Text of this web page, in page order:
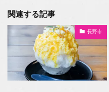
関連する記事
長野市